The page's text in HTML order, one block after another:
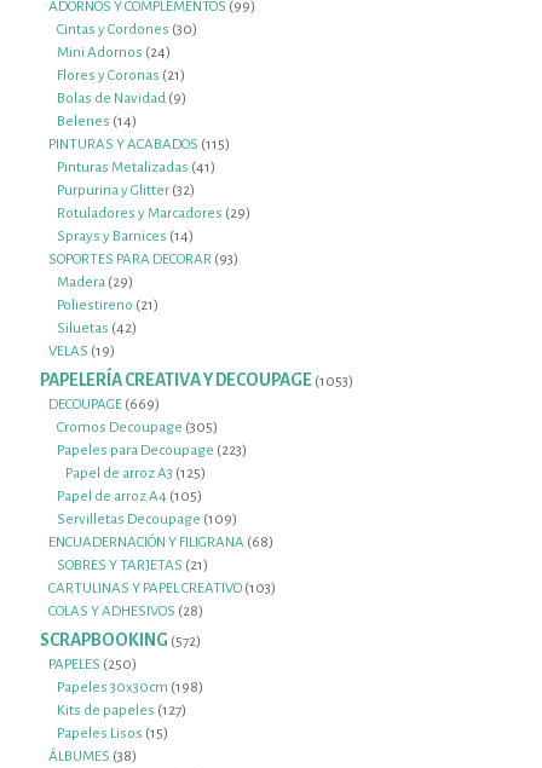
productos
ADORNOS Y COMPLEMENTOS 9999
Cintas y Cordones 3030
Mini Adornos 2424
productos
Flores y Coronas 2121
productos
Bolas de Navidad 99
Belenes 1414
productos
PINTURAS Y ACABADOS 115115
Pinturas Metalizadas 4141
Purpurina y Glitter 3232
productos
Rotuladores y Marcadores 2929
Sprays y Barnices 1414
productos
SOPORTES PARA DECORAR 9393
Madera 2929
productos
Poliestireno 2121
Siluetas 4242
VELAS 1919
productos
PAPELERÍA CREATIVA Y DECOUPAGE 10531053
DECOUPAGE 669669
productos
Cromos Decoupage 305305
productos
Papeles para Decoupage 223223
Papel de arroz A3 125125
productos
Papel de arroz A4 105105
productos
Servilletas Decoupage 109109
productos
ENCUADERNACIÓN Y FILIGRANA 6868
SOBRES Y TARJETAS 2121
productos
CARTULINAS Y PAPEL CREATIVO 103103
COLAS Y ADHESIVOS 2828
SCRAPBOOKING 572572
PAPELES 250250
productos
Papeles 30x30cm 198198
Kits de papeles 127127
Papeles Lisos 1515
ÁLBUMES 3838